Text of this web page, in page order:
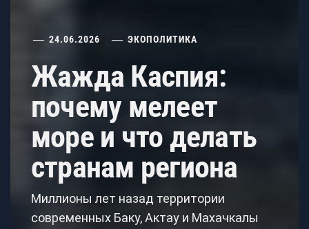
24.06.2026 ЭКОПОЛИТИКА
Жажда Каспия:
почему мелеет
море и что делать
странам региона
Миллионы лет назад территории
современных Баку, Актау и Махачкалы